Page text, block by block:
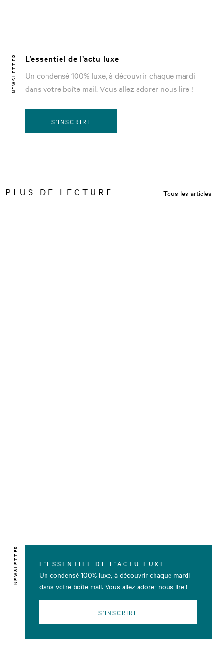
NEWSLETTER
L’essentiel de l’actu luxe
Un condensé 100% luxe, à découvrir chaque mardi
dans votre boîte mail. Vous allez adorer nous lire !
S'INSCRIRE
PLUS DE LECTURE Tous les articles
NEWSLETTER L’ESSENTIEL DE L’ACTU LUXE
Un condensé 100% luxe, à découvrir chaque mardi
dans votre boîte mail. Vous allez adorer nous lire !
S'INSCRIRE